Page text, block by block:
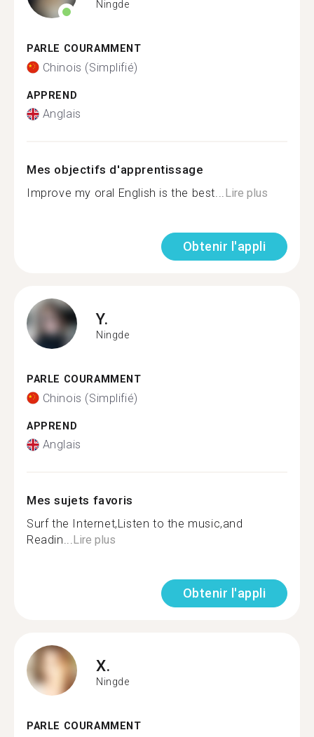
Ningde
PARLE COURAMMENT
Chinois (Simplifié)
APPREND
Anglais
Mes objectifs d'apprentissage
Improve my oral English is the best...Lire plus
Obtenir l'appli
Y.
Ningde
PARLE COURAMMENT
Chinois (Simplifié)
APPREND
Anglais
Mes sujets favoris
Surf the Internet,Listen to the music,and
Readin...Lire plus
Obtenir l'appli
X.
Ningde
PARLE COURAMMENT